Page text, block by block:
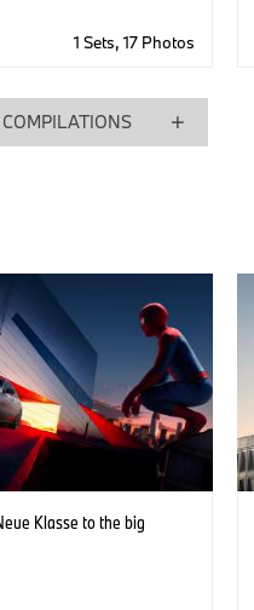
1 Sets, 17 Photos
Klasse to the big